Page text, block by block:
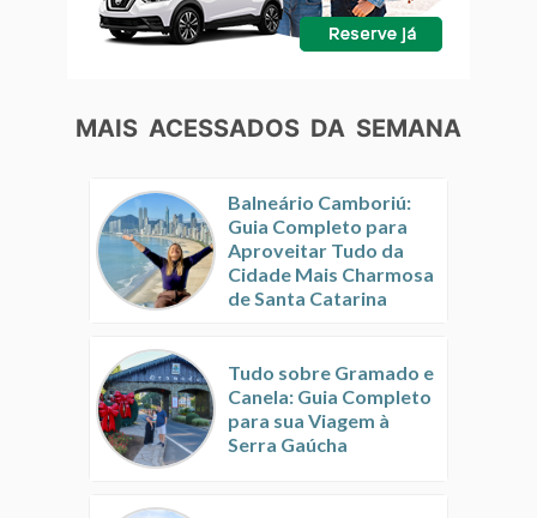
MAIS ACESSADOS DA SEMANA
Balneário Camboriú:
Guia Completo para
Aproveitar Tudo da
Cidade Mais Charmosa
de Santa Catarina
Tudo sobre Gramado e
Canela: Guia Completo
para sua Viagem à
Serra Gaúcha